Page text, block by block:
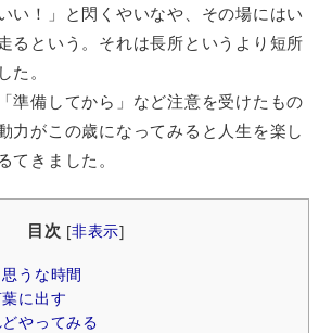
い！」と閃くやいなや、その場にはい
るという。それは長所というより短所
た。
準備してから」など注意を受けたもの
力がこの歳になってみると人生を楽し
てきました。
目次 [非表示]
うな時間
に出す
やってみる